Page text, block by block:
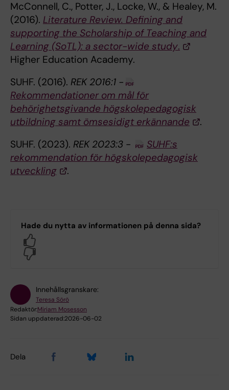
McConnell, C., Potter, J., Locke, W., & Healey, M.
(2016). Literature Review. Defining and
supporting the Scholarship of Teaching and
Learning (SoTL): a sector-wide study.
Higher Education Academy.
SUHF. (2016). REK 2016:1 -
Rekommendationer om mål för
behörighetsgivande högskolepedagogisk
utbildning samt ömsesidigt erkännande
.
SUHF. (2023). REK 2023:3 -
SUHF:s
rekommendation för högskolepedagogisk
utveckling
.
Hade du nytta av informationen på denna sida?
Innehållsgranskare:
Teresa Sörö
Redaktör:Miriam Mosesson
Sidan uppdaterad:2026-06-02
Dela